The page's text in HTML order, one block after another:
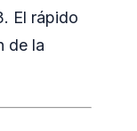
El rápido
de la